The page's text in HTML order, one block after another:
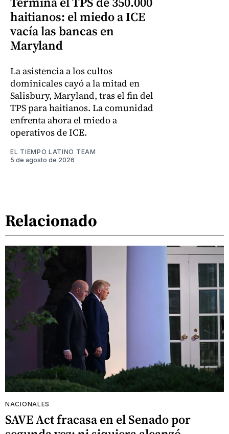
haitianos: el miedo a ICE
vacía las bancas en
Maryland
La asistencia a los cultos
dominicales cayó a la mitad en
Salisbury, Maryland, tras el fin del
TPS para haitianos. La comunidad
enfrenta ahora el miedo a
operativos de ICE.
EL TIEMPO LATINO TEAM
5 de agosto de 2026
Relacionado
NACIONALES
SAVE Act fracasa en el Senado por